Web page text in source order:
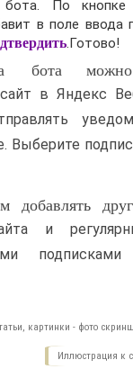
По кнопке
в поле ввода
.Готово!
бота
в Яндекс
Выберите
добавлять
и
картинки - фото
Иллюстрация к